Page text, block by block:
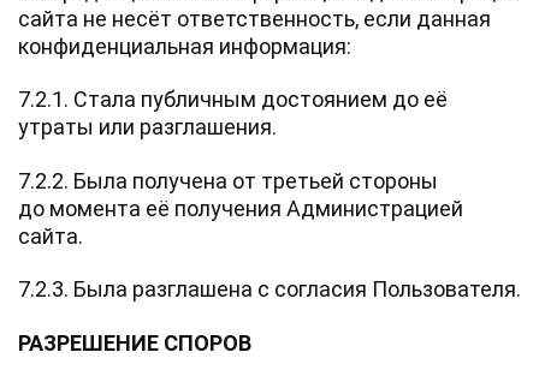
сайта не несёт ответственность, если данная
конфиденциальная информация:
7.2.1. Стала публичным достоянием до её
утраты или разглашения.
7.2.2. Была получена от третьей стороны
до момента её получения Администрацией
сайта.
7.2.3. Была разглашена с согласия Пользователя.
РАЗРЕШЕНИЕ СПОРОВ